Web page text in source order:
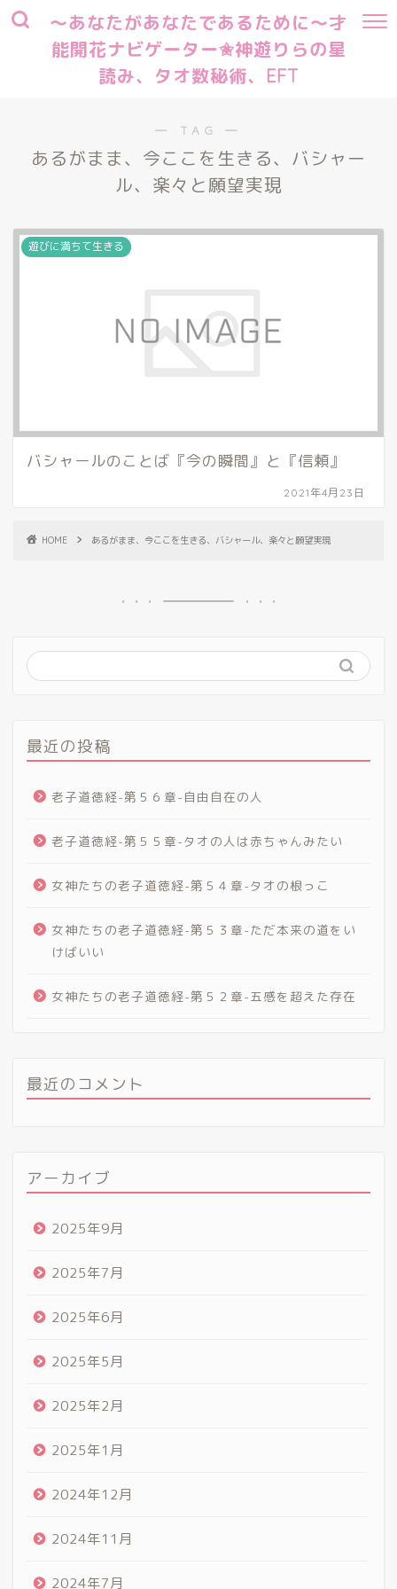
～あなたがあなたであるために～才
能開花ナビゲーター✬神遊りらの星
読み、タオ数秘術、EFT
― TAG ―
あるがまま、今ここを生きる、バシャー
ル、楽々と願望実現
遊びに満ちて生きる
バシャールのことば『今の瞬間』と『信頼』
2021年4月23日
HOME あるがまま、今ここを生きる、バシャール、楽々と願望実現
最近の投稿
老子道徳経-第５６章-自由自在の人
老子道徳経-第５５章-タオの人は赤ちゃんみたい
女神たちの老子道徳経-第５４章-タオの根っこ
女神たちの老子道徳経-第５３章-ただ本来の道をい
けばいい
女神たちの老子道徳経-第５２章-五感を超えた存在
最近のコメント
アーカイブ
2025年9月
2025年7月
2025年6月
2025年5月
2025年2月
2025年1月
2024年12月
2024年11月
2024年7月